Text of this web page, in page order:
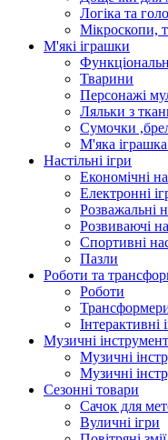
Логіка та
Мікроскопи,
М'які іграшки
Тварини
Персонажі
Ляльки з
Сумочки
М'яка іграшка
Настільні ігри
Економічні
Електронні
Розважальні
Розвиваючі
Спортивні
Пазли
Роботи та
Роботи
Інтерактивні
Музичні
Музичні
Музичні
Сезонні товари
Сачок для
Вуличні ігри